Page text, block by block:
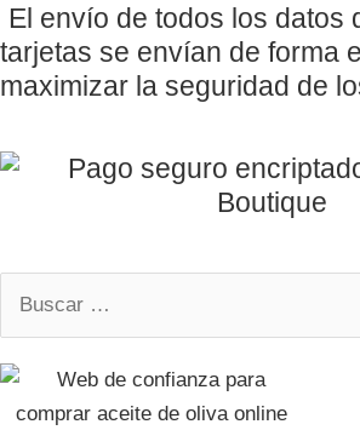
El envío de todos los datos
tarjetas se envían de forma
maximizar la seguridad de